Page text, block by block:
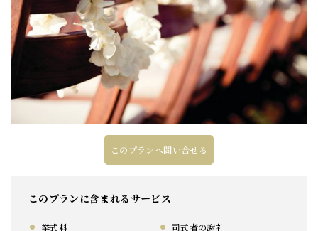
このプランへ問い合せる
このプランに含まれるサービス
挙式料
司式者の謝礼